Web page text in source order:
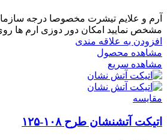
آرم و علایم تیشرت مخصوصا درجه
مشخص نمایید امکان دور دوزی ارم ها
افزودن به علاقه مندی
مشاهده محصول
مشاهده سریع
مقایسه
اتیکت آتشنشان طرح ۱۰۸-۱۲۵